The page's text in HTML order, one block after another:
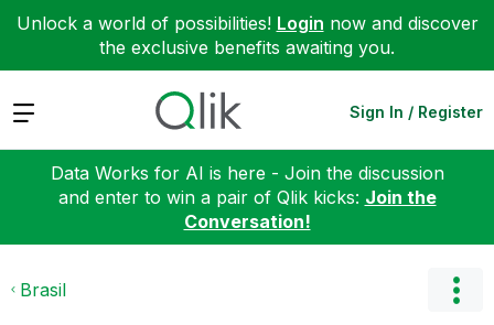
Unlock a world of possibilities! Login now and discover
the exclusive benefits awaiting you.
Expand Sign In / Register
Data Works for AI is here - Join the discussion
and enter to win a pair of Qlik kicks: Join the
Conversation!
Brasil